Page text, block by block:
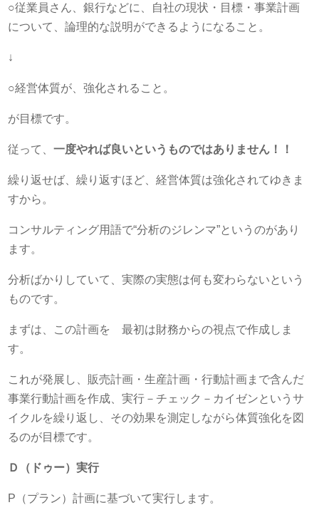
○従業員さん、銀行などに、自社の現状・目標・事業計画
について、論理的な説明ができるようになること。
↓
○経営体質が、強化されること。
が目標です。
従って、一度やれば良いというものではありません！！
繰り返せば、繰り返すほど、経営体質は強化されてゆきま
すから。
コンサルティング用語で“分析のジレンマ”というのがあり
ます。
分析ばかりしていて、実際の実態は何も変わらないという
ものです。
まずは、この計画を 最初は財務からの視点で作成しま
す。
これが発展し、販売計画・生産計画・行動計画まで含んだ
事業行動計画を作成、実行－チェック－カイゼンというサ
イクルを繰り返し、その効果を測定しながら体質強化を図
るのが目標です。
Ｄ（ドゥー）実行
P（プラン）計画に基づいて実行します。